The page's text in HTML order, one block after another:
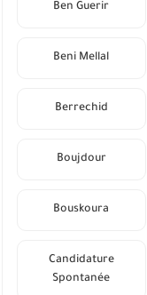
Ben Guerir
Beni Mellal
Berrechid
Boujdour
Bouskoura
Candidature
Spontanée